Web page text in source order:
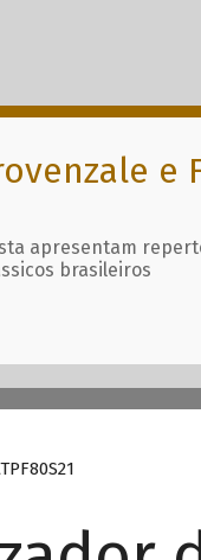
e
apresentam
brasileiros